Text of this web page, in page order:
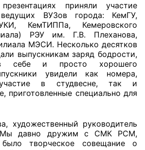
советы по проведению
оценки качества условий
приняли участие
ведущих ВУЗов города: КемГУ,
КемТИППа, Кемеровского
РЭУ им. Г.В. Плеханова,
МЭСИ. Несколько десятков
выпускникам заряд бодрости,
в себе и просто хорошего
увидели как номера,
в студвесне, так и
приготовленные специально для
художественный руководитель
давно дружим с СМК РСМ,
творческое совещание о